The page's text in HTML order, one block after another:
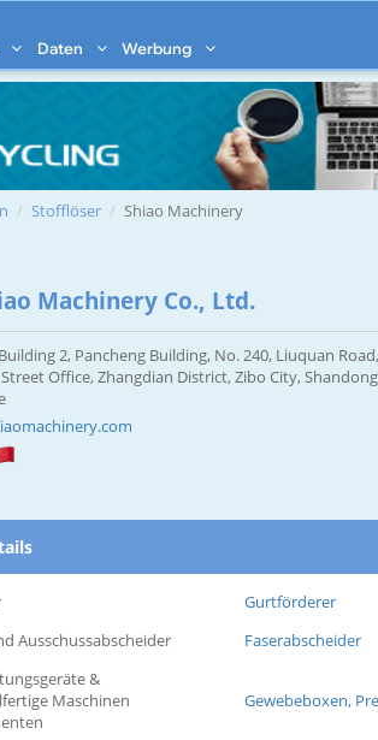
Daten Werbung
Stofflöser Shiao Machinery
Machinery Co., Ltd.
2, Pancheng Building, No. 240, Liuquan Road,
Office, Zhangdian District, Zibo City, Shandong
Gurtförderer
Ausschussabscheider
Faserabscheider
&
Maschinen
Gewebeboxen,